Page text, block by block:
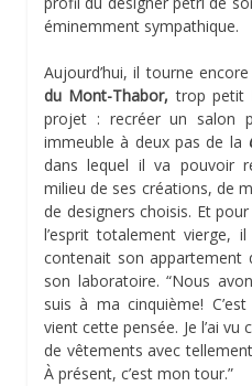
éminemment sympathique.
Aujourd’hui, il tourne
du Mont-Thabor, trop petit
projet : recréer un salon
immeuble à deux pas de la
dans lequel il va pouvoir
milieu de ses créations, de
de designers choisis. Et
l’esprit totalement vierge,
contenait son appartement
son laboratoire. “Nous
suis à ma cinquième! C’est
vient cette pensée. Je l’ai
de vêtements avec
À présent, c’est mon tour.”